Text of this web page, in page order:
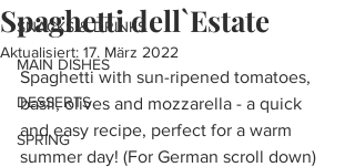
SNACKS & DRINKS
MAIN DISHES
DESSERTS
SPRING
Spaghetti dell`Estate
Aktualisiert: 17. März 2022
Spaghetti with sun-ripened tomatoes,
basil, olives and mozzarella - a quick
and easy recipe, perfect for a warm
summer day! (For German scroll down)